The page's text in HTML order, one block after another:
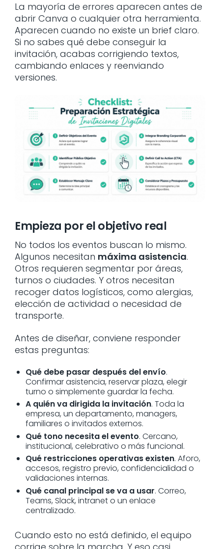
La mayoría de errores aparecen antes de
abrir Canva o cualquier otra herramienta.
Aparecen cuando no existe un brief claro.
Si no sabes qué debe conseguir la
invitación, acabas corrigiendo textos,
cambiando enlaces y reenviando
versiones.
Empieza por el objetivo real
No todos los eventos buscan lo mismo.
Algunos necesitan máxima asistencia.
Otros requieren segmentar por áreas,
turnos o ciudades. Y otros necesitan
recoger datos logísticos, como alergias,
elección de actividad o necesidad de
transporte.
Antes de diseñar, conviene responder
estas preguntas:
Qué debe pasar después del envío.
Confirmar asistencia, reservar plaza, elegir
turno o simplemente guardar la fecha.
A quién va dirigida la invitación. Toda la
empresa, un departamento, managers,
familiares o invitados externos.
Qué tono necesita el evento. Cercano,
institucional, celebrativo o más funcional.
Qué restricciones operativas existen. Aforo,
accesos, registro previo, confidencialidad o
validaciones internas.
Qué canal principal se va a usar. Correo,
Teams, Slack, intranet o un enlace
centralizado.
Cuando esto no está definido, el equipo